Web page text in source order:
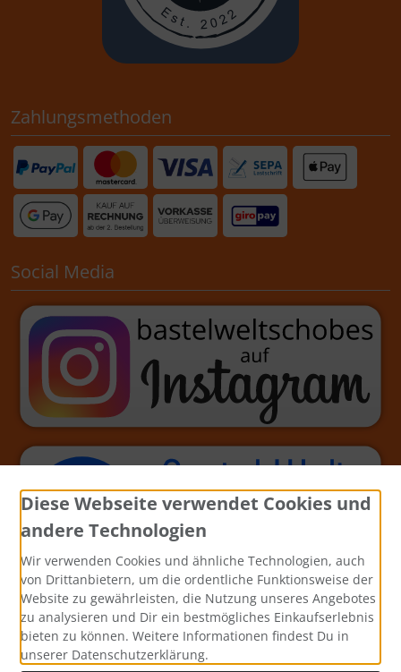
Zahlungsmethoden
Social Media
Diese Webseite verwendet Cookies und
andere Technologien
Wir verwenden Cookies und ähnliche Technologien, auch
von Drittanbietern, um die ordentliche Funktionsweise der
Website zu gewährleisten, die Nutzung unseres Angebotes
zu analysieren und Dir ein bestmögliches Einkaufserlebnis
bieten zu können. Weitere Informationen findest Du in
unserer Datenschutzerklärung.